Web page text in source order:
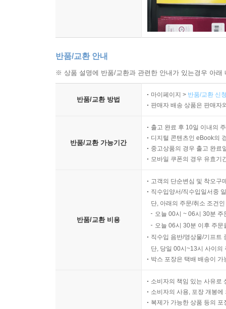
반품/교환 안내
※ 상품 설명에 반품/교환과 관련한 안내가 있는경우 아
반품/교환 방법
마이페이지 > 반품/교환 신
판매자 배송 상품은 판매자
반품/교환 가능기간
출고 완료 후 10일 이내의
디지털 콘텐츠인 eBook의
중고상품의 경우 출고 완료
모바일 쿠폰의 경우 유효기
반품/교환 비용
고객의 단순변심 및 착오구
직수입양서/직수입일서중
단, 아래의 주문/취소 조건
오늘 00시 ~ 06시 30분
오늘 06시 30분 이후 주
직수입 음반/영상물/기프트
단, 당일 00시~13시 사이의
박스 포장은 택배 배송이
소비자의 책임 있는 사유로
소비자의 사용, 포장 개봉
복제가 가능한 상품 등의